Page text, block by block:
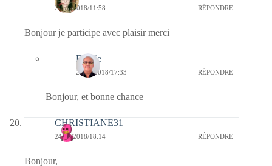
25/05/2018/11:58 RÉPONDRE
Bonjour je participe avec plaisir merci
Bernie
25/05/2018/17:33 RÉPONDRE
Bonjour, et bonne chance
CHRISTIANE31
24/05/2018/18:14 RÉPONDRE
Bonjour,